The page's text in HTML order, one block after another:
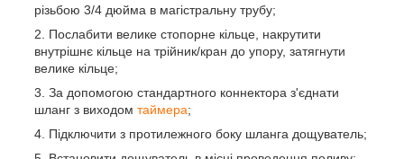
різьбою 3/4 дюйма в магістральну трубу;
Послабити велике стопорне кільце, накрутити
внутрішнє кільце на трійник/кран до упору, затягнути
велике кільце;
За допомогою стандартного коннектора з'єднати
шланг з виходом таймера;
Підключити з протилежного боку шланга дощуватель;